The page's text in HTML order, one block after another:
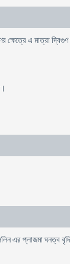
ক্ষেত্রে এ মাত্রা
এর প্লাজমা ঘনত্ব